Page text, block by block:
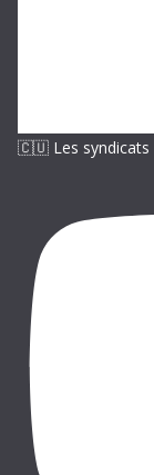
🇨🇺 Les syndicats